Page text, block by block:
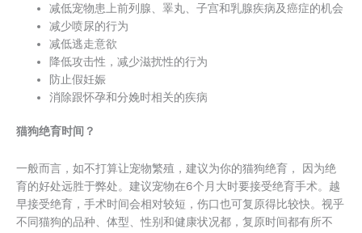
减低宠物患上前列腺、睪丸、子宫和乳腺疾病及癌症的机会
减少喷尿的行为
减低逃走意欲
降低攻击性，减少滋扰性的行为
防止假妊娠
消除跟怀孕和分娩时相关的疾病
猫狗绝育时间？
一般而言，如不打算让宠物繁殖，建议为你的猫狗绝育， 因为绝
育的好处远胜于弊处。建议宠物在6个月大时要接受绝育手术。越
早接受绝育，手术时间会相对较短，伤口也可复原得比较快。视乎
不同猫狗的品种、体型、性别和健康状况都，复原时间都有所不